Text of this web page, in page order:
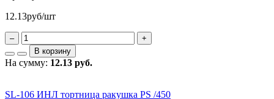
12.13руб/шт
–
+
В корзину
На сумму: 12.13 руб.
SL-106 ИНЛ тортница ракушка PS /450